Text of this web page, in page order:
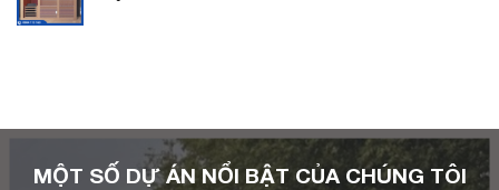
MỘT SỐ DỰ ÁN NỔI BẬT CỦA CHÚNG TÔI